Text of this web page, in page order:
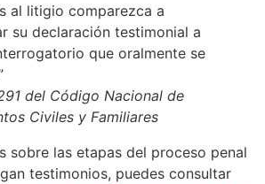
al litigio comparezca a
su declaración testimonial a
que oralmente se
del Código Nacional de
Civiles y Familiares
sobre las etapas del proceso penal
testimonios, puedes consultar